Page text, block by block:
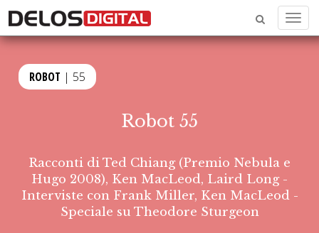
Menu
ROBOT | 55
Robot 55
Racconti di Ted Chiang (Premio Nebula e
Hugo 2008), Ken MacLeod, Laird Long -
Interviste con Frank Miller, Ken MacLeod -
Speciale su Theodore Sturgeon